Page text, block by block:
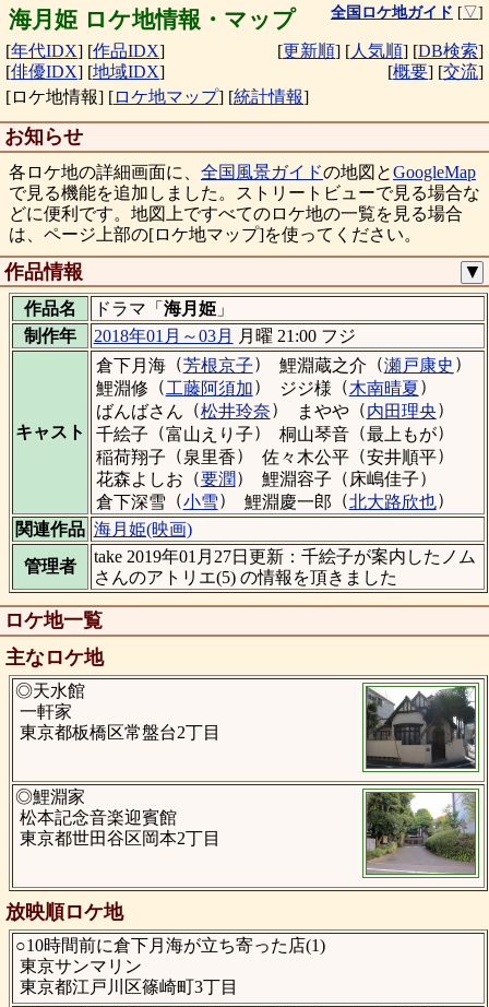
海月姫 ロケ地情報・マップ 全国ロケ地ガイド [▽]
[年代IDX] [作品IDX]
[俳優IDX] [地域IDX]
[更新順] [人気順] [DB検索]
[概要] [交流]
[ロケ地情報] [ロケ地マップ] [統計情報]
お知らせ
各ロケ地の詳細画面に、 全国風景ガイドの地図とGoogleMap
で見る機能を追加しました。ストリートビューで見る場合な
どに便利です。地図上ですべてのロケ地の一覧を見る場合
は、ページ上部の[ロケ地マップ]を使ってください。
作品情報 ▼
作品名 ドラマ「 海月姫」
制作年
2018年01月～03月 月曜 21:00 フジ
キャスト
倉下月海（芳根京子） 鯉淵蔵之介 （瀬戸康史 ）
鯉淵修 （工藤阿須加） ジジ様 （木南晴夏）
ばんばさん （松井玲奈） まやや（内田理央）
千絵子 （富山えり子） 桐山琴音（最上もが）
稲荷翔子 （泉里香） 佐々木公平（安井順平）
花森よしお （要潤） 鯉淵容子 （ 床嶋佳子）
倉下深雪 （小雪） 鯉淵慶一郎 （北大路欣也）
関連作品 海月姫(映画)
管理者
take 2019年01月27日更新：千絵子が案内したノム
さんのアトリエ(5) の情報を頂きました
ロケ地一覧
主なロケ地
◎天水館
一軒家
東京都板橋区常盤台2丁目
◎鯉淵家
松本記念音楽迎賓館
東京都世田谷区岡本2丁目
放映順ロケ地
○10時間前に倉下月海が立ち寄った店(1)
東京サンマリン
東京都江戸川区篠崎町3丁目